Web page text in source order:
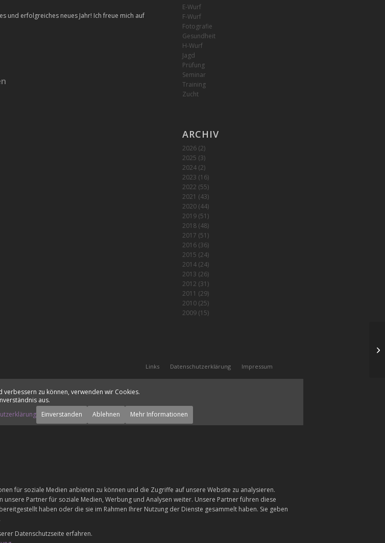
und erfolgreiches neues Jahr! Ich freue mich auf
E-Wurf
F-Wurf
Fotografie
Gesundheit
H-Wurf
Jagd
Prüfung
Seminar
Training
Zucht
ARCHIV
2026(2)
2025 (3)
2024(2)
2023 (16)
2022 (55)
2021 (43)
2020(44)
2019(51)
2018(48)
2017 (51)
2016(36)
2015 (24)
2014(24)
2013 (26)
2012 (31)
2011 (29)
2010(25)
2009(15)
Links Datenschutzerklärung Impressum
zu können, verwenden wir Cookies.
aus.
Einverstanden Ablehnen Mehr Informationen
für soziale Medien anbieten zu können und die Zugriffe auf unsere Website zu analysieren.
Partner für soziale Medien, Werbung und Analysen weiter. Unsere Partner führen diese
haben oder die sie im Rahmen Ihrer Nutzung der Dienste gesammelt haben. Sie geben
Datenschutzseite erfahren.